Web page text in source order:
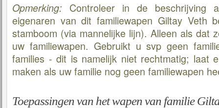
Opmerking: Controleer in de beschrijving
eigenaren van dit familiewapen Giltay Veth
stamboom (via mannelijke lijn). Alleen als dat
uw familiewapen. Gebruikt u svp geen
families - dit is namelijk niet rechtmatig; laat
maken als uw familie nog geen familiewapen
Toepassingen van het wapen van familie